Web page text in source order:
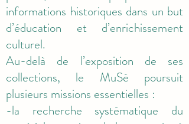
informations historiques dans un but
d’éducation et d’enrichissement
culturel.
Au-delà de l’exposition de ses
collections, le MuSé poursuit
plusieurs missions essentielles :
-la recherche systématique du